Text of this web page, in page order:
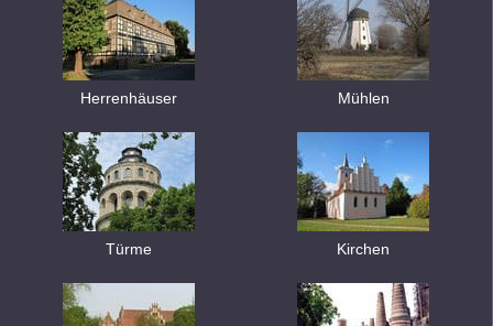
Herrenhäuser Mühlen
Türme Kirchen